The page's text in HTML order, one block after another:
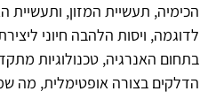
הכימיה, תעשיית המזון, ותעשיית
לדוגמה, ויסות הלהבה חיוני
בתחום האנרגיה, טכנולוגיות
הדלקים בצורה אופטימלית, מה